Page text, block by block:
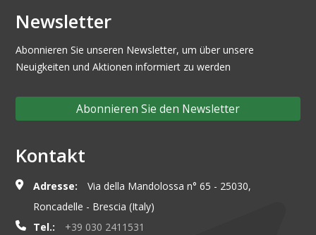
Newsletter
Abonnieren Sie unseren Newsletter, um über unsere
Neuigkeiten und Aktionen informiert zu werden
Abonnieren Sie den Newsletter
Kontakt
Adresse:
Via della Mandolossa n° 65 - 25030,
Roncadelle - Brescia (Italy)
Tel.:
+39 030 2411531